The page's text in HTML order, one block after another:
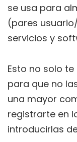
se usa para
(pares
servicios y
Esto no solo
para que no
una mayor
registrarte en
introducirlas